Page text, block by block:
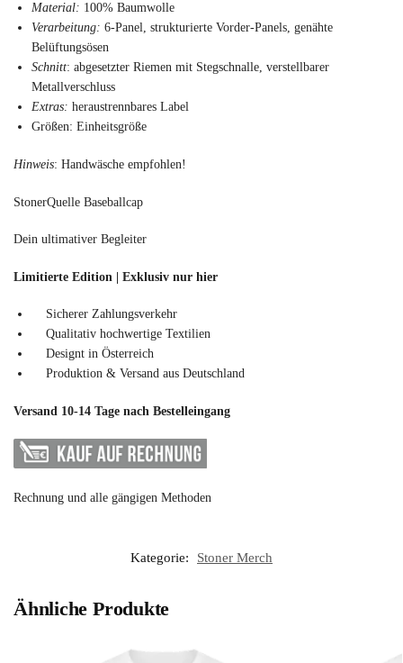
Material: 100% Baumwolle
Verarbeitung: 6-Panel, strukturierte Vorder-Panels, genähte
Belüftungsösen
Schnitt: abgesetzter Riemen mit Stegschnalle, verstellbarer
Metallverschluss
Extras: heraustrennbares Label
Größen: Einheitsgröße
Hinweis: Handwäsche empfohlen!
StonerQuelle Baseballcap
Dein ultimativer Begleiter
Limitierte Edition | Exklusiv nur hier
Sicherer Zahlungsverkehr
Qualitativ hochwertige Textilien
Designt in Österreich
Produktion & Versand aus Deutschland
Versand 10-14 Tage nach Bestelleingang
Rechnung und alle gängigen Methoden
Kategorie: Stoner Merch
Ähnliche Produkte